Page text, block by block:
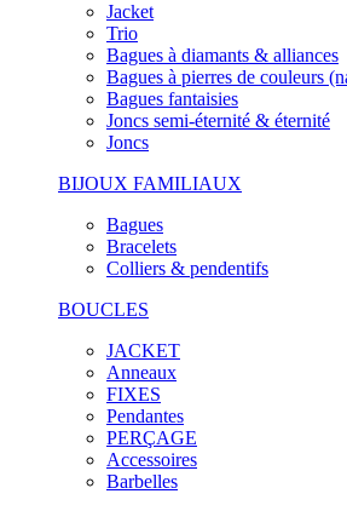
Jacket
Trio
Bagues à diamants & alliances
Bagues à pierres de couleurs
Bagues fantaisies
Joncs semi-éternité & éternité
Joncs
BIJOUX FAMILIAUX
Bagues
Bracelets
Colliers & pendentifs
BOUCLES
JACKET
Anneaux
FIXES
Pendantes
PERÇAGE
Accessoires
Barbelles